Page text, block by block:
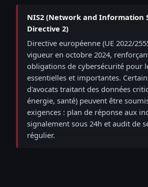
NIS2 (Network and Information
Directive 2)
Directive européenne (UE 2022/
vigueur en octobre 2024,
obligations de cybersécurité pour
essentielles et importantes.
d'avocats traitant des données
énergie, santé) peuvent être
exigences : plan de réponse aux
signalement sous 24h et audit de
régulier.